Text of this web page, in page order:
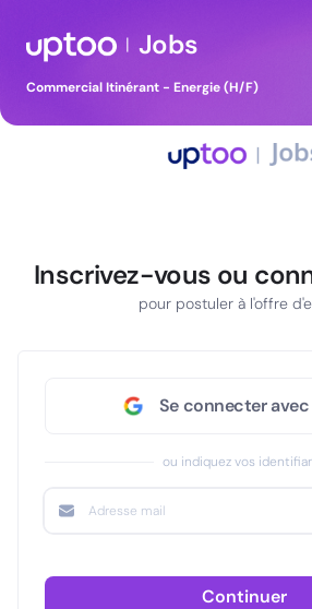
| Jobs
Commercial Itinérant - Energie (H/F)
Inscrivez-vous ou
pour postuler à l'offre
Se connecter avec
ou indiquez vos
Continuer